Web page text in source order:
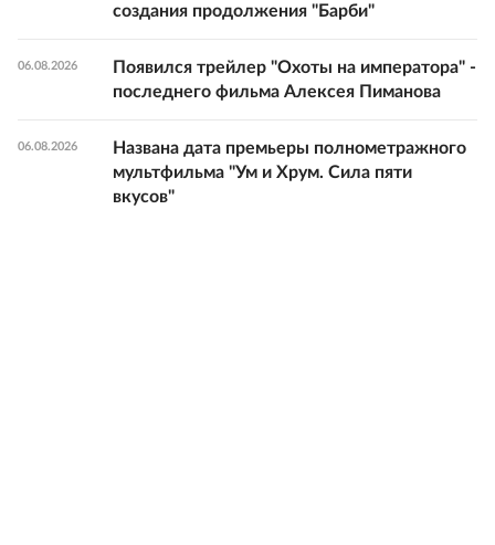
создания продолжения "Барби"
06.08.2026
Появился трейлер "Охоты на императора" -
последнего фильма Алексея Пиманова
06.08.2026
Названа дата премьеры полнометражного
мультфильма "Ум и Хрум. Сила пяти
вкусов"